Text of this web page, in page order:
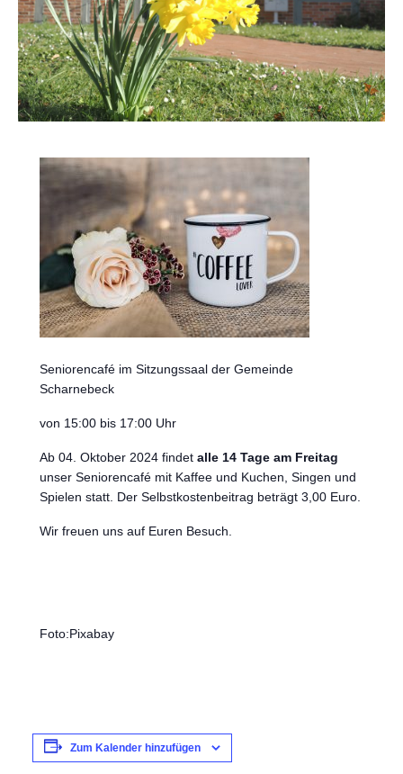
Seniorencafé im Sitzungssaal der Gemeinde
Scharnebeck
von 15:00 bis 17:00 Uhr
Ab 04. Oktober 2024 findet alle 14 Tage am Freitag
unser Seniorencafé mit Kaffee und Kuchen, Singen und
Spielen statt. Der Selbstkostenbeitrag beträgt 3,00 Euro.
Wir freuen uns auf Euren Besuch.
Foto:Pixabay
Zum Kalender hinzufügen